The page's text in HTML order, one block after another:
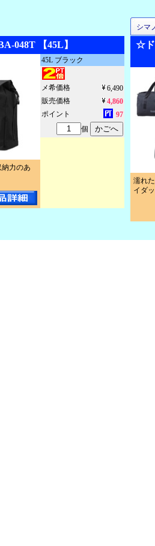
048T 【45L】
力のあ
45L ブラック
メ希価格
6,490
販売価格
4,860
ポイント
97
個
シマ
☆ド
濡れ
イダ